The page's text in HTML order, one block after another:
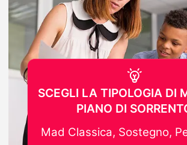
SCEGLI LA TIPOLOGIA DI
PIANO DI
Mad Classica, Sostegno,